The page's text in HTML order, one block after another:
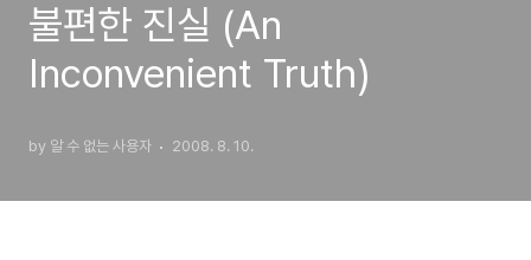
불편한 진실 (An
Inconvenient Truth)
by 알 수 없는 사용자 2008. 8. 10.